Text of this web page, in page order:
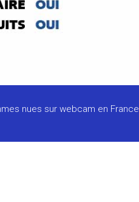
nues sur webcam en France.